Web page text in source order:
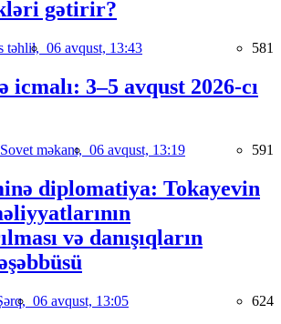
gətirir?
təhlil, 06 avqust, 13:43 581
icmalı: 3–5 avqust 2026-cı
məkanı, 06 avqust, 13:19 591
diplomatiya: Tokayevin
və danışıqların
06 avqust, 13:05 624